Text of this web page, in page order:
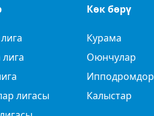
лигасы
Көк бөрү
Курама
Оюнчулар
Ипподромдор
Калыстар